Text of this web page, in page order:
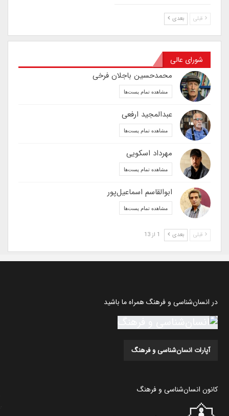
قبلی بعدی
شورای عالی
محمدحسین باجلان فرخی
مشاهده تمام پست‌ها
عبدالمجید ارفعی
مشاهده تمام پست‌ها
مهرداد اسکویی
مشاهده تمام پست‌ها
ابوالقاسم اسماعیل‌پور
مشاهده تمام پست‌ها
قبلی بعدی
در انسان‌شناسی و فرهنگ همراه ما باشید
آپارات انسان‌شناسی و فرهنگ
کانون انسان‌شناسی و فرهنگ